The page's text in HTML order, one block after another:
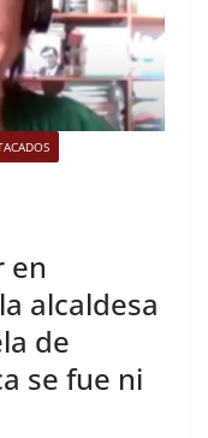
en
alcaldesa
de
se fue ni